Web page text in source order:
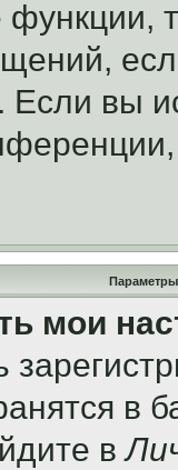
вы
Параметры
мои
в
в